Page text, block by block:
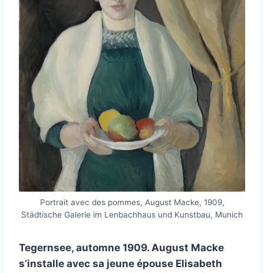
Portrait avec des pommes, August Macke, 1909,
Städtische Galerie im Lenbachhaus und Kunstbau, Munich
Tegernsee, automne 1909. August Macke
s’installe avec sa jeune épouse Elisabeth